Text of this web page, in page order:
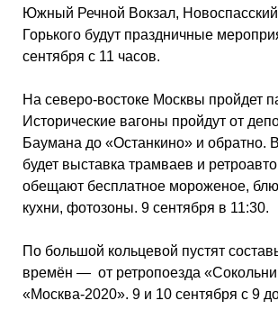
Южный Речной Вокзал,
Горького будут праздничные
сентября с 11 часов.
На северо-востоке Москвы пройдет
Исторические вагоны пройдут от
Баумана до «Останкино» и обратно.
будет выставка трамваев и
обещают бесплатное мороженое,
кухни, фотозоны. 9 сентября в 11:30.
По большой кольцевой пустят
времён — от ретропоезда
«Москва-2020». 9 и 10 сентября с 9